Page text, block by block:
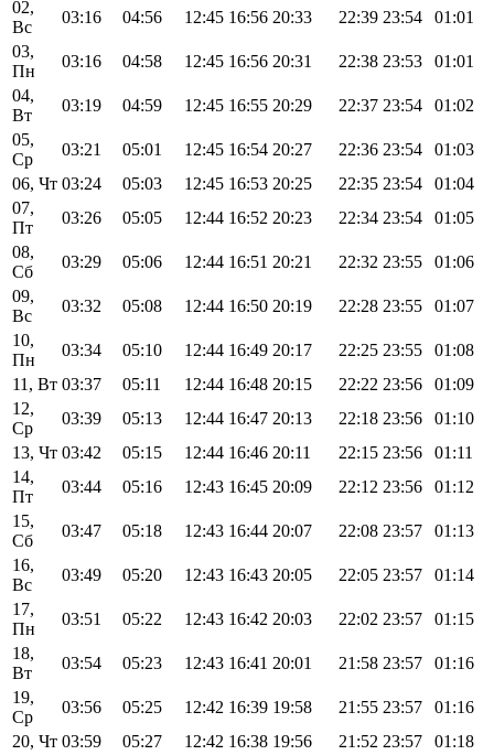
02,
Вс
03:16 04:56 12:45 16:56 20:33 22:39 23:54
01:01
03,
Пн
03:16 04:58 12:45 16:56 20:31 22:38 23:53
01:01
04,
Вт
03:19 04:59 12:45 16:55 20:29 22:37 23:54
01:02
05,
Ср
03:21 05:01 12:45 16:54 20:27 22:36 23:54
01:03
06, Чт 03:24 05:03 12:45 16:53 20:25 22:35 23:54
01:04
07,
Пт
03:26 05:05 12:44 16:52 20:23 22:34 23:54
01:05
08,
Сб
03:29 05:06 12:44 16:51 20:21 22:32 23:55
01:06
09,
Вс
03:32 05:08 12:44 16:50 20:19 22:28 23:55
01:07
10,
Пн
03:34 05:10 12:44 16:49 20:17 22:25 23:55
01:08
11, Вт 03:37 05:11 12:44 16:48 20:15 22:22 23:56
01:09
12,
Ср
03:39 05:13 12:44 16:47 20:13 22:18 23:56
01:10
13, Чт 03:42 05:15 12:44 16:46 20:11 22:15 23:56
01:11
14,
Пт
03:44 05:16 12:43 16:45 20:09 22:12 23:56
01:12
15,
Сб
03:47 05:18 12:43 16:44 20:07 22:08 23:57
01:13
16,
Вс
03:49 05:20 12:43 16:43 20:05 22:05 23:57
01:14
17,
Пн
03:51 05:22 12:43 16:42 20:03 22:02 23:57
01:15
18,
Вт
03:54 05:23 12:43 16:41 20:01 21:58 23:57
01:16
19,
Ср
03:56 05:25 12:42 16:39 19:58 21:55 23:57
01:16
20, Чт 03:59 05:27 12:42 16:38 19:56 21:52 23:57
01:18